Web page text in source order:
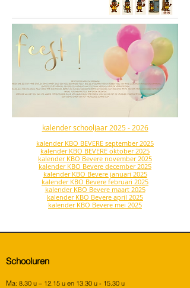
kalender schooljaar 2025 - 2026
kalender KBO BEVERE september 2025
kalender KBO BEVERE oktober 2025
kalender KBO Bevere november 2025
kalender KBO Bevere december 2025
kalender KBO Bevere januari 2025
kalender KBO Bevere februari 2025
kalender KBO Bevere maart 2025
kalender KBO Bevere april 2025
kalender KBO Bevere mei 2025
Schooluren
Ma: 8.30 u – 12.15 u en 13.30 u - 15.30 u